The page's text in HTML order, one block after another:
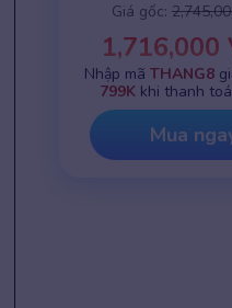
Giá gốc:
1,716,000
Nhập mã THANG8
799K khi thanh
Mua